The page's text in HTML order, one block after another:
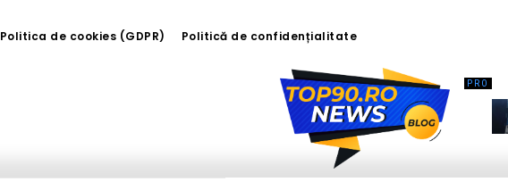
Politica de cookies (GDPR) Politică de confidențialitate